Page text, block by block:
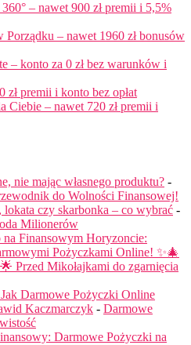
– nawet 900 zł premii i 5,5%
– nawet 1960 zł bonusów
– konto za 0 zł bez warunków i
premii i konto bez opłat
Ciebie – nawet 720 zł premii i
nie mając własnego produktu? -
do Wolności Finansowej!
czy skarbonka – co wybrać -
Milionerów
na Finansowym Horyzoncie:
Pożyczkami Online! ✨🎄
🌟 Przed Mikołajkami do zgarnięcia
Darmowe Pożyczki Online
Kaczmarczyk - Darmowe
Darmowe Pożyczki na